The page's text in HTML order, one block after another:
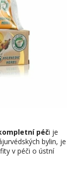
péči je
bylin, je
v péči o ústní